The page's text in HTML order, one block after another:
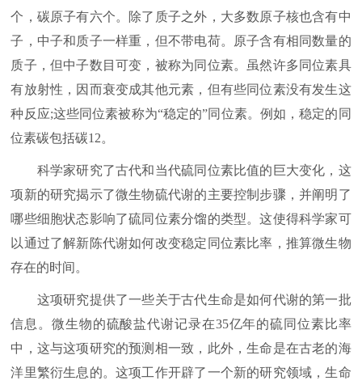
个，碳原子有六个。除了质子之外，大多数原子核也含有中
子，中子和质子一样重，但不带电荷。原子含有相同数量的
质子，但中子数目可变，被称为同位素。虽然许多同位素具
有放射性，因而衰变成其他元素，但有些同位素没有发生这
种反应;这些同位素被称为“稳定的”同位素。例如，稳定的同
位素碳包括碳12。
科学家研究了古代和当代硫同位素比值的巨大变化，这
项新的研究揭示了微生物硫代谢的主要控制步骤，并阐明了
哪些细胞状态影响了硫同位素分馏的类型。这使得科学家可
以通过了解新陈代谢如何改变稳定同位素比率，推算微生物
存在的时间。
这项研究提供了一些关于古代生命是如何代谢的第一批
信息。微生物的硫酸盐代谢记录在35亿年的硫同位素比率
中，这与这项研究的预测相一致，此外，生命是在古老的海
洋里繁衍生息的。这项工作开辟了一个新的研究领域，生命